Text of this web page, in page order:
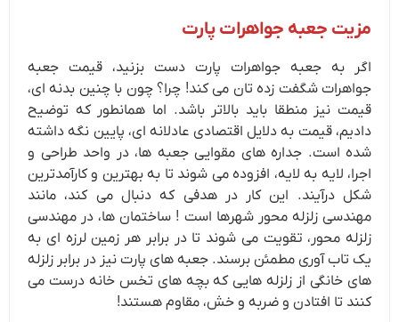
مزیت جعبه جواهرات پارت
اگر به جعبه جواهرات پارت دست بزنید، قیمت جعبه
جواهرات شگفت زده تان می کند! چرا؟ چون با چنین بدنه ای،
قیمت نیز منطقا باید بالاتر باشد. اما همانطور که توضیح
دادیم، قیمت به دلایل اقتصادی عادلانه ای، پایین نگه داشته
شده است. جداره های مقوایی جعبه ها، در واحد طراحی و
اجرا، لایه به لایه، افزوده می شوند تا به بهترین و کارآمدترین
شکل درآیند. این کار در هدفی که دنبال می کند، مانند
مهندسی زلزله محور شهرها است ! ساختمان ها، در مهندسی
زلزله محور، تقویت می شوند تا در برابر هر زمین لرزه ای به
یک تاب آوری مطمئن برسند. جعبه های پارت نیز در برابر زلزله
های خانگی از زلزله هایی که بچه های تخس خانه درست می
کنند تا افتادن و ضربه و خش، مقاوم هستند!